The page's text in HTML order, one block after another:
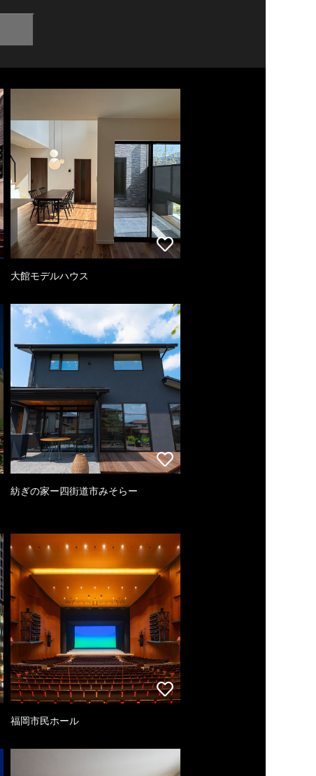
大館モデルハウス
紡ぎの家ー四街道市みそらー
福岡市民ホール